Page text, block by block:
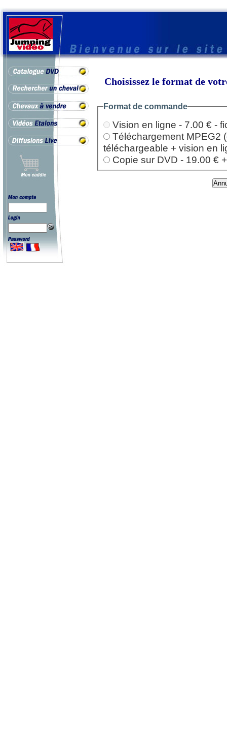
Choisissez le format de
Format de commande
Vision en ligne - 7.00 € -
Téléchargement MPEG2
téléchargeable + vision en
Copie sur DVD - 19.00 €